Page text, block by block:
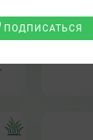
ПОДПИСАТЬСЯ